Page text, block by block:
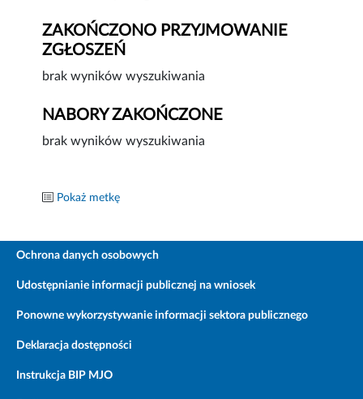
ZAKOŃCZONO PRZYJMOWANIE
ZGŁOSZEŃ
brak wyników wyszukiwania
NABORY ZAKOŃCZONE
brak wyników wyszukiwania
Pokaż metkę
Ochrona danych osobowych
Udostępnianie informacji publicznej na wniosek
Ponowne wykorzystywanie informacji sektora publicznego
Deklaracja dostępności
Instrukcja BIP MJO